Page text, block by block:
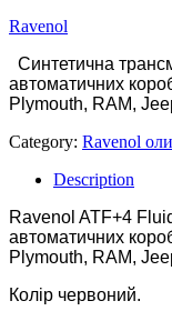
Ravenol
Синтетична
автоматичних
Plymouth, RAM,
Category: Ravenol
Description
Ravenol ATF+4
автоматичних
Plymouth, RAM,
Колір червоний.